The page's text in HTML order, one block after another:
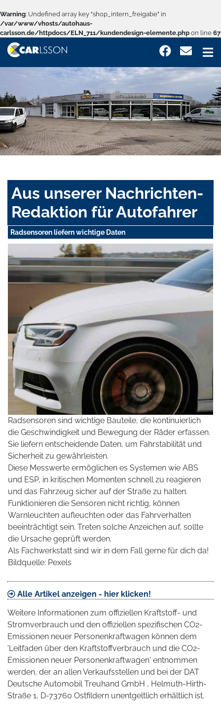
Warning: Undefined array key "shop_intern_freigabe" in
/var/www/vhosts/autohaus-
carlsson.de/httpdocs/ELN_711/kundendesign-elemente.php on line 67
Aus unserer Nachrichten-
Redaktion für Autofahrer
Radsensoren liefern wichtige Daten
Radsensoren sind wichtige Bauteile, die kontinuierlich
die Geschwindigkeit und Bewegung der Räder erfassen.
Sie liefern entscheidende Daten, um Fahrstabilität und
Sicherheit zu gewährleisten.
Diese Messwerte ermöglichen es Systemen wie ABS
und ESP, in kritischen Momenten schnell zu reagieren
und das Fahrzeug sicher auf der Straße zu halten.
Funktionieren die Sensoren nicht richtig, können
Warnleuchten aufleuchten oder das Fahrverhalten
beeinträchtigt sein. Treten solche Anzeichen auf, sollte
die Ursache geprüft werden.
Als Fachwerkstatt sind wir in dem Fall gerne für dich da!
Bildquelle: Pexels
Alle Artikel anzeigen - hier klicken!
Weitere Informationen zum offiziellen Kraftstoff- und
Stromverbrauch und den offiziellen spezifischen CO2-
Emissionen neuer Personenkraftwagen können dem
'Leitfaden über den Kraftstoffverbrauch und die CO2-
Emissionen neuer Personenkraftwagen' entnommen
werden, der an allen Verkaufsstellen und bei der DAT
Deutsche Automobil Treuhand GmbH , Helmuth-Hirth-
Straße 1, D-73760 Ostfildern unentgeltlich erhältlich ist.